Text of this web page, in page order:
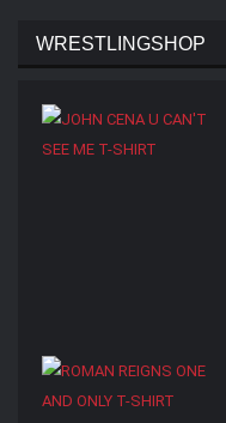
WRESTLINGSHOP